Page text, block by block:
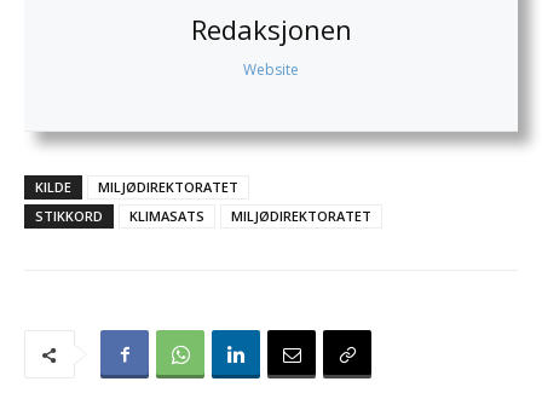
Redaksjonen
Website
KILDE
MILJØDIREKTORATET
STIKKORD
KLIMASATS MILJØDIREKTORATET